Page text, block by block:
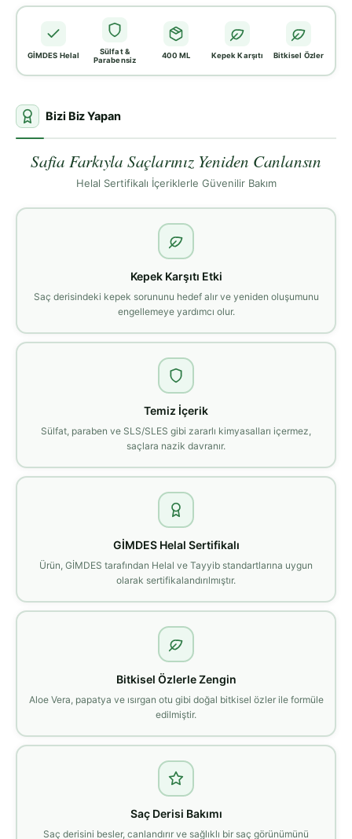
GİMDES Helal
Sülfat &
Parabensiz
400 ML Kepek Karşıtı Bitkisel Özler
Bizi Biz Yapan
Safia Farkıyla Saçlarınız Yeniden Canlansın
Helal Sertifikalı İçeriklerle Güvenilir Bakım
Kepek Karşıtı Etki
Saç derisindeki kepek sorununu hedef alır ve yeniden oluşumunu
engellemeye yardımcı olur.
Temiz İçerik
Sülfat, paraben ve SLS/SLES gibi zararlı kimyasalları içermez,
saçlara nazik davranır.
GİMDES Helal Sertifikalı
Ürün, GİMDES tarafından Helal ve Tayyib standartlarına uygun
olarak sertifikalandırılmıştır.
Bitkisel Özlerle Zengin
Aloe Vera, papatya ve ısırgan otu gibi doğal bitkisel özler ile formüle
edilmiştir.
Saç Derisi Bakımı
Saç derisini besler, canlandırır ve sağlıklı bir saç görünümünü